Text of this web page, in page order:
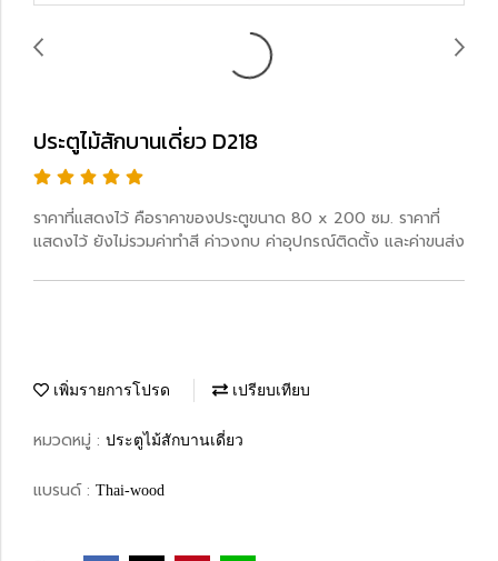
ประตูไม้สักบานเดี่ยว D218
ราคาที่แสดงไว้ คือราคาของประตูขนาด 80 x 200 ซม. ราคาที่
แสดงไว้ ยังไม่รวมค่าทำสี ค่าวงกบ ค่าอุปกรณ์ติดตั้ง และค่าขนส่ง
เพิ่มรายการโปรด เปรียบเทียบ
หมวดหมู่ : ประตูไม้สักบานเดี่ยว
แบรนด์ : Thai-wood